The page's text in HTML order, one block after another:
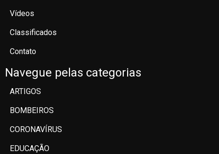
Vídeos
Classificados
Contato
Navegue pelas categorias
ARTIGOS
BOMBEIROS
CORONAVÍRUS
EDUCAÇÃO